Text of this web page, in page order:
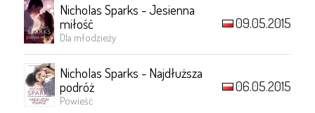
Nicholas Sparks - Jesienna
miłość
Dla młodzieży
09.05.2015
Nicholas Sparks - Najdłuższa
podróż
Powieść
06.05.2015